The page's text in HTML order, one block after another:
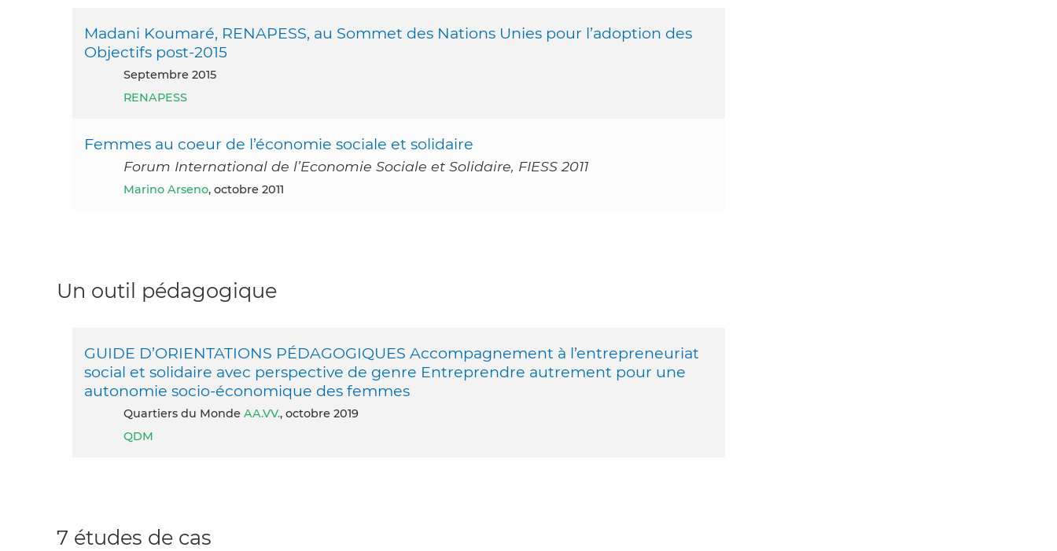
Madani Koumaré, RENAPESS, au Sommet des Nations Unies pour l’adoption des
Objectifs post-2015
septembre 2015
RENAPESS
Femmes au coeur de l’économie sociale et solidaire
Forum International de l’Economie Sociale et Solidaire, FIESS 2011
Marino Arseno, octobre 2011
Un outil pédagogique
GUIDE D’ORIENTATIONS PÉDAGOGIQUES Accompagnement à l’entrepreneuriat
social et solidaire avec perspective de genre Entreprendre autrement pour une
autonomie socio-économique des femmes
Quartiers du Monde AA.VV., octobre 2019
QDM
7 études de cas